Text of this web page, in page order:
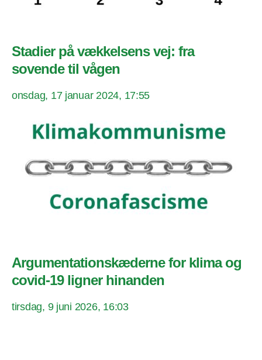
Stadier på vækkelsens vej: fra
sovende til vågen
onsdag, 17 januar 2024, 17:55
Argumentationskæderne for klima og
covid-19 ligner hinanden
tirsdag, 9 juni 2026, 16:03